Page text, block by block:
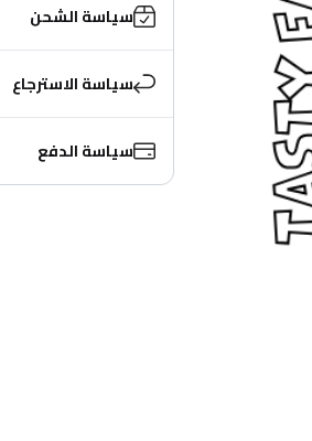
سياسة الشحن
سياسة الاسترجاع
سياسة الدفع